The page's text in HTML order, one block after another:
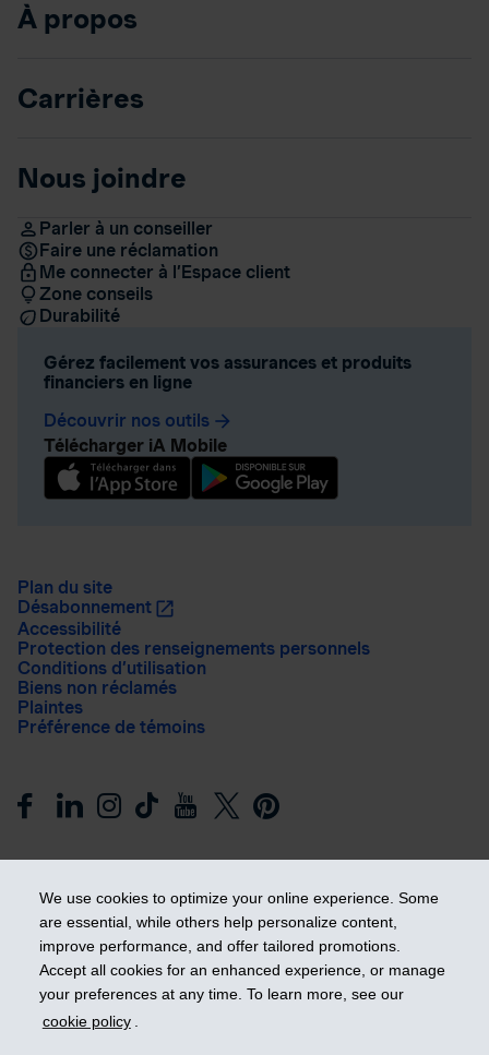
We use cookies to optimize your online experience. Some
are essential, while others help personalize content,
improve performance, and offer tailored promotions.
Accept all cookies for an enhanced experience, or manage
your preferences at any time. To learn more, see our
cookie policy .
À propos
Carrières
Nous joindre
Parler à un conseiller
Faire une réclamation
Me connecter à l’Espace client
Zone conseils
Durabilité
Gérez facilement vos assurances et produits
financiers en ligne
Découvrir nos outils arrow_forward
Télécharger iA Mobile
Plan du site
Désabonnement
Accessibilité
Protection des renseignements personnels
Conditions d’utilisation
Biens non réclamés
Plaintes
Préférence de témoins
Prendre les devants